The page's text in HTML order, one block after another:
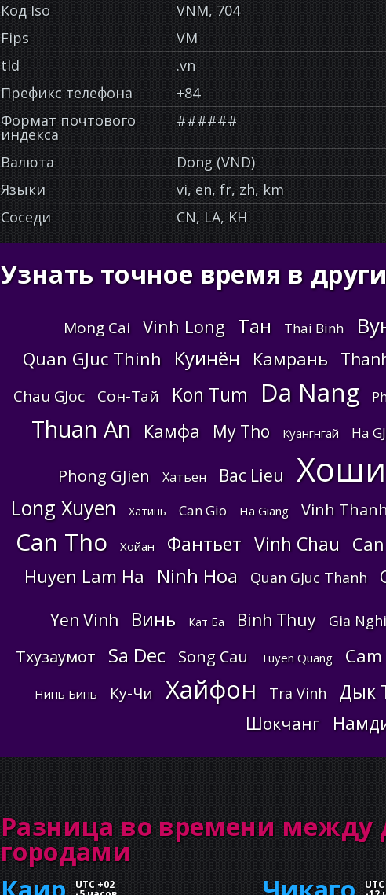
Код Iso
VNM, 704
Fips
VM
tld
.vn
Префикс телефона
+84
Формат почтового
индекса
######
Валюта
Dong (VND)
Языки
vi, en, fr, zh, km
Соседи
CN, LA, KH
Узнать точное время в
Mong Cai Vinh Long Тан Thai Binh
Quan GJuc Thinh Куинён Камрань
Chau GJoc Сон-Тай Kon Tum Da Nang
Thuan An Камфа My Tho Куангнгай Ha
Phong GJien Хатьен Bac Lieu
Long Xuyen Хатинь Can Gio Ha Giang Vinh
Can Tho Хойан Фантьет Vinh Chau
Huyen Lam Ha Ninh Hoa Quan GJuc Thanh
Yen Vinh Винь Кат Ба Binh Thuy Gia
Тхузаумот Sa Dec Song Cau Tuyen Quang
Нинь Бинь Ку-Чи Хайфон Tra Vinh Дык
Шокчанг
Разница во времени
городами
UTC +02